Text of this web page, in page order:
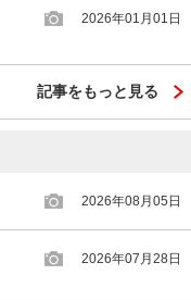
2026年01月01日
記事をもっと見る
2026年08月05日
2026年07月28日